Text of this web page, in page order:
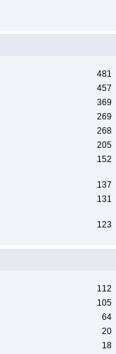
481
457
369
269
268
205
152
137
131
123
112
105
64
20
18